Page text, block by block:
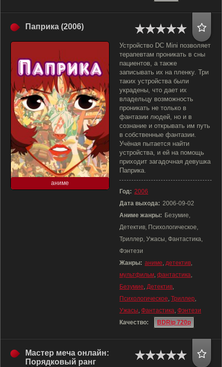
Паприка (2006)
аниме
Устройство DC Mini позволяет
терапевтам проникать в сны
пациентов, а также
записывать их на пленку. Три
таких устройства были
украдены, что дает их
владельцу возможность
проникать не только в
фантазии людей, но и в
сознание и открывать им путь
в собственные фантазии.
Учёная пытается найти
устройства, и ей на помощь
приходит загадочная девушка
Паприка.
Год: 2006
Дата выхода: 2006-09-02
Аниме жанры: Безумие,
Детектив, Психологическое,
Триллер, Ужасы, Фантастика,
Фэнтези
Жанры: аниме, детектив,
мультфильм, фантастика,
Безумие, Детектив,
Психологическое, Триллер,
Ужасы, Фантастика, Фэнтези
Качество:
BDRip 720p
Мастер меча онлайн:
Порядковый ранг